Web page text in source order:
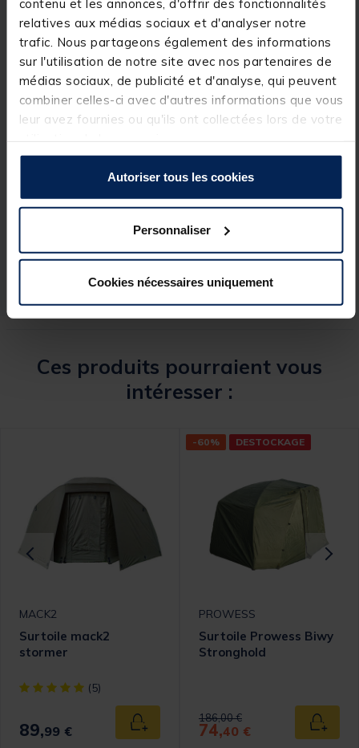
relatives aux médias sociaux et d'analyser notre
trafic. Nous partageons également des informations
sur l'utilisation de notre site avec nos partenaires de
médias sociaux, de publicité et d'analyse, qui peuvent
combiner celles-ci avec d'autres informations que vous
leur avez fournies ou qu'ils ont collectées lors de votre
Autoriser tous les cookies
Personnaliser
Cookies nécessaires uniquement
biwy sous la pluie sans avoir des goutes de
condensation qui tombe à l'intérieur.
Détails
S'adapte à l'European Biwy 2 place
Spécifications
157708-1
Marque
MACK2
Ces produits pourraient vous
intéresser :
panier
MACK2
Surtoile mack2
stormer
[object Object] out of 5 Customer Rating
(5)
89,99 € Ajouter au panier
-60% DESTOCKAGE
PROWESS
Surtoile Prowess Biwy
Stronghold
Price reduced from
186,00 €to
74,40 €